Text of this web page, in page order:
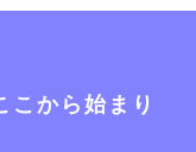
から始まり